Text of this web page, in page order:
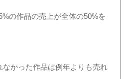
の作品の売上が全体の50%を
なかった作品は例年よりも売れ